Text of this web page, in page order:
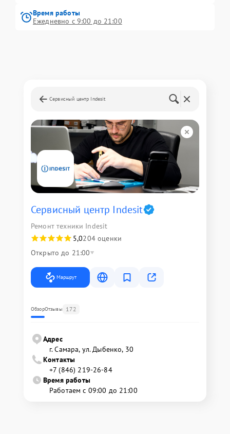
Время работы
Ежедневно с 9:00 до 21:00
Сервисный центр Indesit
Сервисный центр Indesit
Ремонт техники Indesit
5,0204 оценки
Открыто до 21:00
Маршрут
ОбзорОтзывы 172
Адрес
г. Самара, ул. Дыбенко, 30
Контакты
+7 (846) 219-26-84
Время работы
Работаем с 09:00 до 21:00